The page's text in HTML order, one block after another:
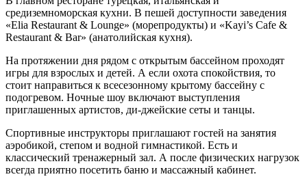
средиземноморская кухни. В пешей доступности заведения
«Elia Restaurant & Lounge» (морепродукты) и «Kayi’s Cafe &
Restaurant & Bar» (анатолийская кухня).
На протяжении дня рядом с открытым бассейном проходят
игры для взрослых и детей. А если охота спокойствия, то
стоит направиться к всесезонному крытому бассейну с
подогревом. Ночные шоу включают выступления
приглашенных артистов, ди-джейские сеты и танцы.
Спортивные инструкторы приглашают гостей на занятия
аэробикой, степом и водной гимнастикой. Есть и
классический тренажерный зал. А после физических нагрузок
всегда приятно посетить баню и массажный кабинет.